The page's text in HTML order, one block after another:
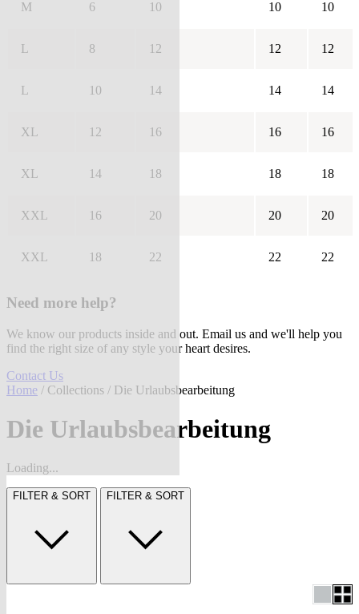
M 6 10 10 10
L 8 12 12 12
L 10 14 14 14
XL 12 16 16 16
XL 14 18 18 18
XXL 16 20 20 20
XXL 18 22 22 22
Need more help?
We know our products inside and out. Email us and we'll help you
find the right size of any style your heart desires.
Contact Us
Home / Collections / Die Urlaubsbearbeitung
Die Urlaubsbearbeitung
Loading...
FILTER & SORT FILTER & SORT